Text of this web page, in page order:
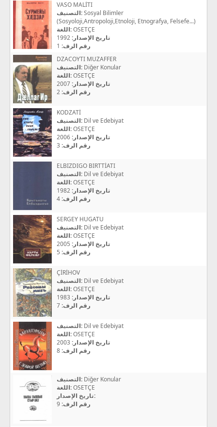
VASO MALİTI
التصنيف:Sosyal Bilimler
(Sosyoloji,Antropoloji,Etnoloji, Etnografya, Felsefe...)
اللغة:OSETÇE
تاريخ الإصدار:
رقم الرف:
DZACOYTI MUZAFFER
التصنيف: Diğer Konular
اللغة:OSETÇE
تاريخ الإصدار:
رقم الرف:
KODZATİ
التصنيف: Dil ve Edebiyat
اللغة:OSETÇE
تاريخ الإصدار:
رقم الرف:
ELBIZDIGO BIRTTİATI
التصنيف: Dil ve Edebiyat
اللغة:OSETÇE
تاريخ الإصدار:
رقم الرف:
SERGEY HUGATU
التصنيف: Dil ve Edebiyat
اللغة:OSETÇE
تاريخ الإصدار:
رقم الرف:
ÇİRİHOV
التصنيف: Dil ve Edebiyat
اللغة:OSETÇE
تاريخ الإصدار:
رقم الرف:
التصنيف: Dil ve Edebiyat
اللغة:OSETÇE
تاريخ الإصدار:
رقم الرف:
التصنيف: Diğer Konular
اللغة:OSETÇE
تاريخ الإصدار:
رقم الرف: